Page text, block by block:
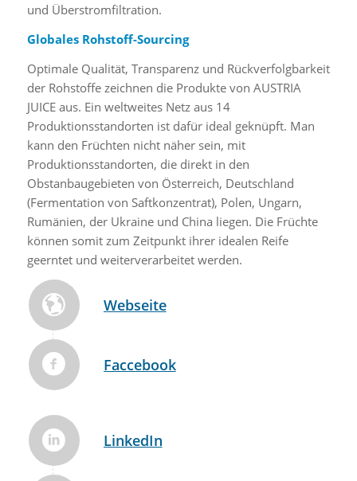
und Überstromfiltration.
Globales Rohstoff-Sourcing
Optimale Qualität, Transparenz und Rückverfolgbarkeit
der Rohstoffe zeichnen die Produkte von AUSTRIA
JUICE aus. Ein weltweites Netz aus 14
Produktionsstandorten ist dafür ideal geknüpft. Man
kann den Früchten nicht näher sein, mit
Produktionsstandorten, die direkt in den
Obstanbaugebieten von Österreich, Deutschland
(Fermentation von Saftkonzentrat), Polen, Ungarn,
Rumänien, der Ukraine und China liegen. Die Früchte
können somit zum Zeitpunkt ihrer idealen Reife
geerntet und weiterverarbeitet werden.
Webseite
Faccebook
LinkedIn